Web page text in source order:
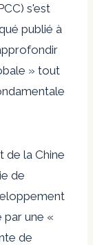
s'est
publié à
» tout
de la Chine
de
une «
de